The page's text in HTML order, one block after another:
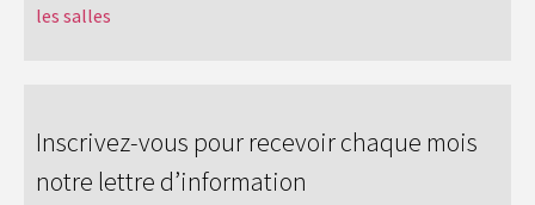
les salles
Inscrivez-vous pour recevoir chaque mois
notre lettre d’information